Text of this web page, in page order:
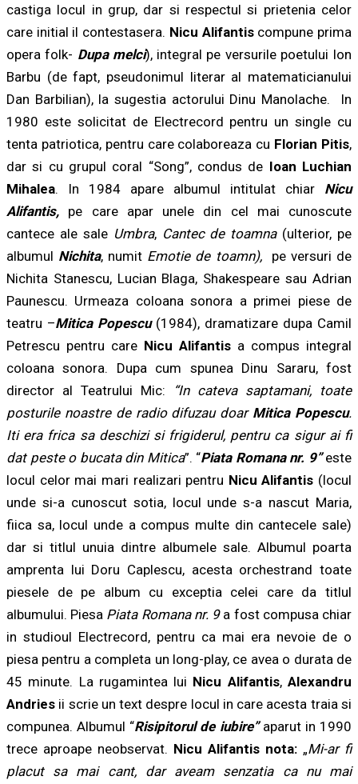
castiga locul in grup, dar si respectul si prietenia celor
care initial il contestasera. Nicu Alifantiscompune prima
opera folk- Dupa melci), integral pe versurile poetului Ion
Barbu (de fapt, pseudonimul literar al matematicianului
Dan Barbilian), la sugestia actorului Dinu Manolache.
In
1980 este solicitat de Electrecord pentru un single cu
tenta patriotica, pentru care colaboreaza cu Florian Pitis,
dar si cu grupul coral “Song”, condus de Ioan Luchian
Mihalea. In 1984 apare albumul intitulat chiar Nicu
Alifantis, pe care apar unele din cel mai cunoscute
cantece ale sale Umbra, Cantec de toamna(ulterior, pe
albumul Nichita, numit Emotie de toamn),
pe versuri de
Nichita Stanescu, Lucian Blaga, Shakespeare sau Adrian
Paunescu. Urmeaza coloana sonora a primei piese de
teatru –Mitica Popescu(1984), dramatizare dupa Camil
Petrescu pentru care Nicu Alifantis a compus integral
coloana sonora. Dupa cum spunea Dinu Sararu, fost
director al Teatrului Mic:
“In cateva saptamani, toate
posturile noastre de radio difuzau doar Mitica Popescu.
Iti era frica sa deschizi si frigiderul, pentru ca sigur ai fi
dat peste o bucata din Mitica”. “Piata Romana nr. 9”este
locul celor mai mari realizari pentru Nicu Alifantis (locul
unde si-a cunoscut sotia, locul unde s-a nascut Maria,
fiica sa, locul unde a compus multe din cantecele sale)
dar si titlul unuia dintre albumele sale. Albumul poarta
amprenta lui Doru Caplescu, acesta orchestrand toate
piesele de pe album cu exceptia celei care da titlul
albumului. Piesa Piata Romana nr. 9a fost compusa chiar
in studioul Electrecord, pentru ca mai era nevoie de o
piesa pentru a completa un long-play, ce avea o durata de
45 minute. La rugamintea lui Nicu Alifantis,Alexandru
Andries ii scrie un text despre locul in care acesta traia si
compunea. Albumul “Risipitorul de iubire”aparut in 1990
trece aproape neobservat. Nicu Alifantis nota: „Mi-ar fi
placut sa mai cant, dar aveam senzatia ca nu mai